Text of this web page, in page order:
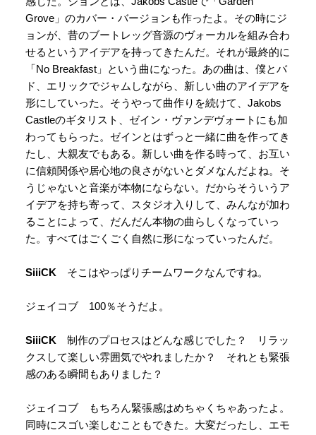
Grove」のカバー・バージョンも作ったよ。その時にジ
ョンが、昔のブートレッグ音源のヴォーカルを組み合わ
せるというアイデアを持ってきたんだ。それが最終的に
「No Breakfast」という曲になった。あの曲は、僕とバ
ド、エリックでジャムしながら、新しい曲のアイデアを
形にしていった。そうやって曲作りを続けて、Jakobs
Castleのギタリスト、ゼイン・ヴァンデヴォートにも加
わってもらった。ゼインとはずっと一緒に曲を作ってき
たし、大親友でもある。新しい曲を作る時って、お互い
に信頼関係や居心地の良さがないとダメなんだよね。そ
うじゃないと音楽が本物にならない。だからそういうア
イデアを持ち寄って、スタジオ入りして、みんなが加わ
ることによって、だんだん本物の曲らしくなっていっ
た。すべてはごくごく自然に形になっていったんだ。
SiiiCK そこはやっぱりチームワークなんですね。
ジェイコブ 100％そうだよ。
SiiiCK 制作のプロセスはどんな感じでした？ リラッ
クスして楽しい雰囲気でやれましたか？ それとも緊張
感のある瞬間もありました？
ジェイコブ もちろん緊張感はめちゃくちゃあったよ。
同時にスゴい楽しむこともできた。大変だったし、エモ